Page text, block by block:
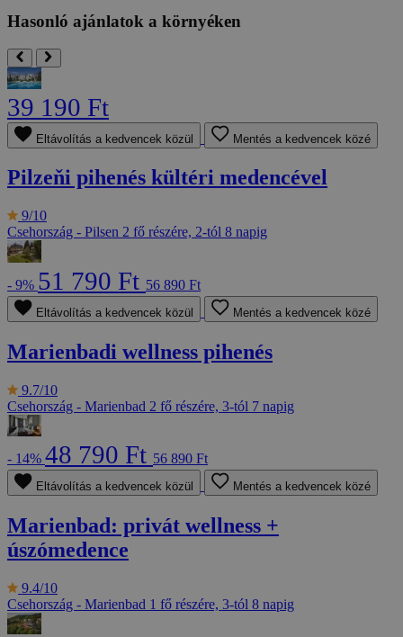
Hasonló ajánlatok a környéken
39 190 Ft
Eltávolítás a kedvencek közül Mentés a kedvencek közé
Pilzeňi pihenés kültéri medencével
9/10
Csehország - Pilsen 2 fő részére, 2-tól 8 napig
- 9% 51 790 Ft 56 890 Ft
Eltávolítás a kedvencek közül Mentés a kedvencek közé
Marienbadi wellness pihenés
9.7/10
Csehország - Marienbad 2 fő részére, 3-tól 7 napig
- 14% 48 790 Ft 56 890 Ft
Eltávolítás a kedvencek közül Mentés a kedvencek közé
Marienbad: privát wellness +
úszómedence
9.4/10
Csehország - Marienbad 1 fő részére, 3-tól 8 napig